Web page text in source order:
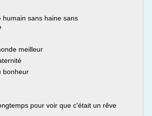
humain sans haine sans
meilleur
bonheur
pour voir que c'était un rêve